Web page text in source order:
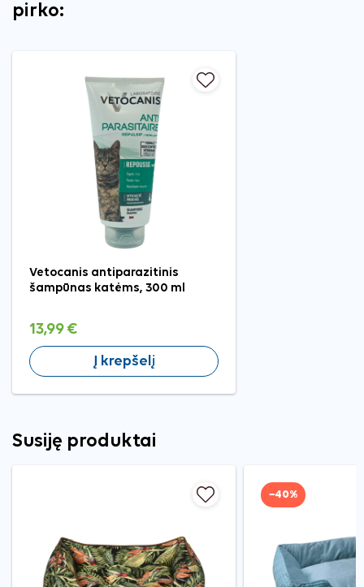
pirko:
Vetocanis antiparazitinis
šampūnas katėms, 300 ml
13,99 €
Į krepšelį
Susiję produktai
−40%